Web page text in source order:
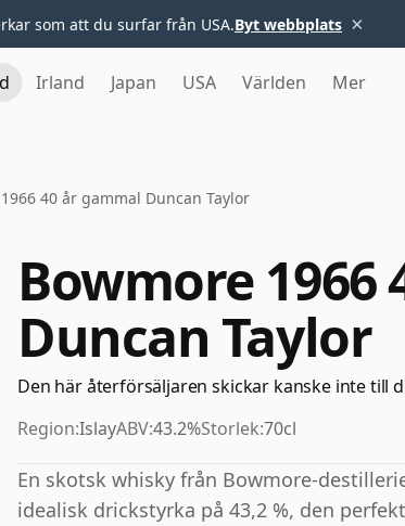
som att du surfar från USA.Byt webbplats ×
Irland Japan USA Världen Mer
40 år gammal Duncan Taylor
Bowmore 1966
Duncan Taylor
Den här återförsäljaren skickar kanske inte till
Region:IslayABV:43.2%Storlek:70cl
En skotsk whisky från Bowmore-
idealisk drickstyrka på 43,2 %, den